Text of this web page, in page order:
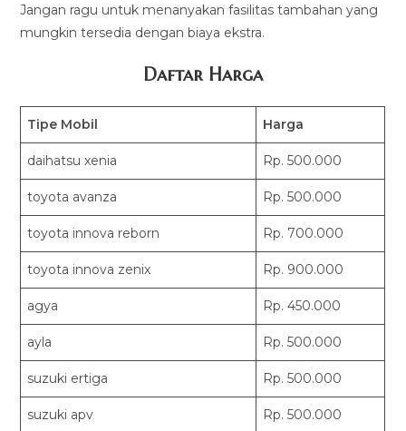
Jangan ragu untuk menanyakan fasilitas tambahan yang
mungkin tersedia dengan biaya ekstra.
Daftar Harga
Tipe Mobil Harga
daihatsu xenia Rp. 500.000
toyota avanza Rp. 500.000
toyota innova reborn Rp. 700.000
toyota innova zenix Rp. 900.000
agya Rp. 450.000
ayla Rp. 500.000
suzuki ertiga Rp. 500.000
suzuki apv Rp. 500.000